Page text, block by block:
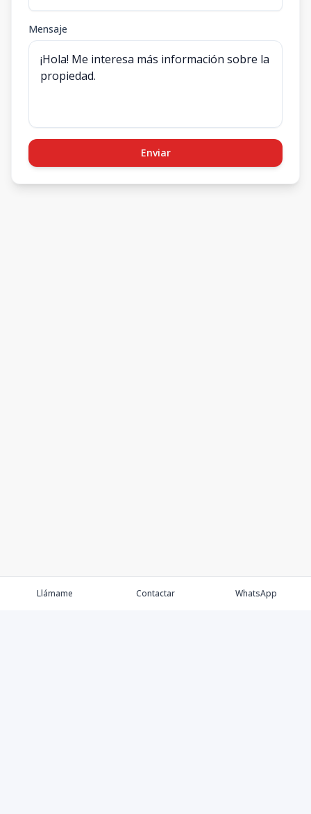
Mensaje
Enviar
Llámame Contactar WhatsApp